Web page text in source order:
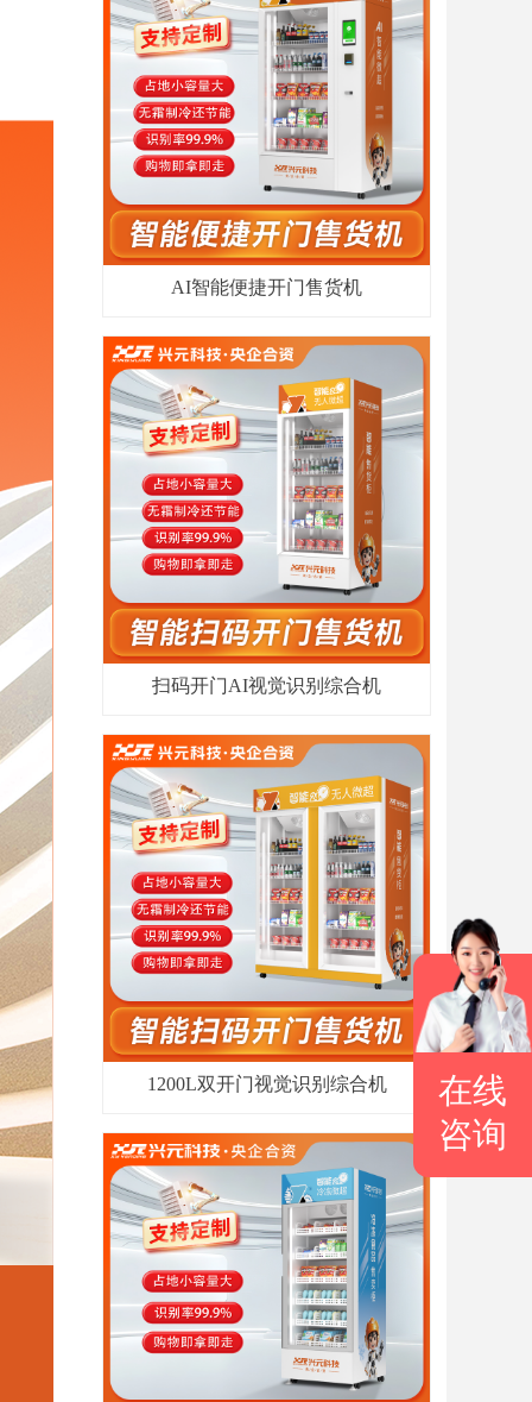
AI智能便捷开门售货机
扫码开门AI视觉识别综合机
1200L双开门视觉识别综合机
在线
咨询